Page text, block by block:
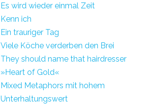
Es wird wieder einmal Zeit
Kenn ich
Ein trauriger Tag
Viele Köche verderben den Brei
They should name that hairdresser
»Heart of Gold«
Mixed Metaphors mit hohem
Unterhaltungswert